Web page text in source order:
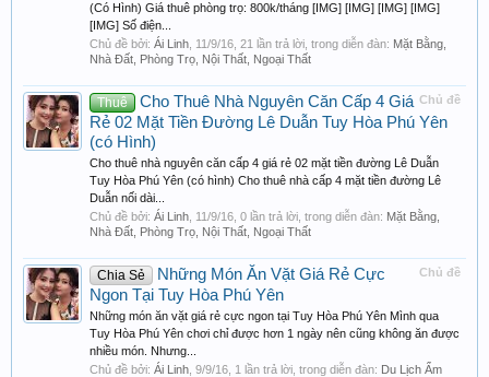
(Có Hình) Giá thuê phòng trọ: 800k/tháng [IMG] [IMG] [IMG] [IMG]
[IMG] Số điện...
Chủ đề bởi: Ái Linh 11/9/16 , 21 lần trả lời, trong diễn đàn: Mặt Bằng,
Nhà Đất, Phòng Trọ, Nội Thất, Ngoại Thất
Chủ đề
Thuê
Cho Thuê Nhà Nguyên Căn Cấp 4 Giá
Rẻ 02 Mặt Tiền Đường Lê Duẫn Tuy Hòa Phú Yên
(có Hình)
Cho thuê nhà nguyên căn cấp 4 giá rẻ 02 mặt tiền đường Lê Duẫn
Tuy Hòa Phú Yên (có hình) Cho thuê nhà cấp 4 mặt tiền đường Lê
Duẫn nối dài...
Chủ đề bởi: Ái Linh 11/9/16 , 0 lần trả lời, trong diễn đàn: Mặt Bằng,
Nhà Đất, Phòng Trọ, Nội Thất, Ngoại Thất
Chủ đề
Chia Sẻ
Những Món Ăn Vặt Giá Rẻ Cực
Ngon Tại Tuy Hòa Phú Yên
Những món ăn vặt giá rẻ cực ngon tại Tuy Hòa Phú Yên Mình qua
Tuy Hòa Phú Yên chơi chỉ được hơn 1 ngày nên cũng không ăn được
nhiều món. Nhưng...
Chủ đề bởi: Ái Linh 9/9/16 , 1 lần trả lời, trong diễn đàn: Du Lịch Ẩm